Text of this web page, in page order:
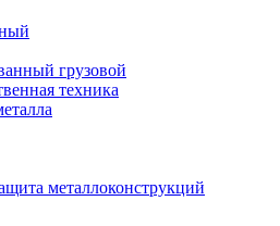
грузовой
техника
металлоконструкций